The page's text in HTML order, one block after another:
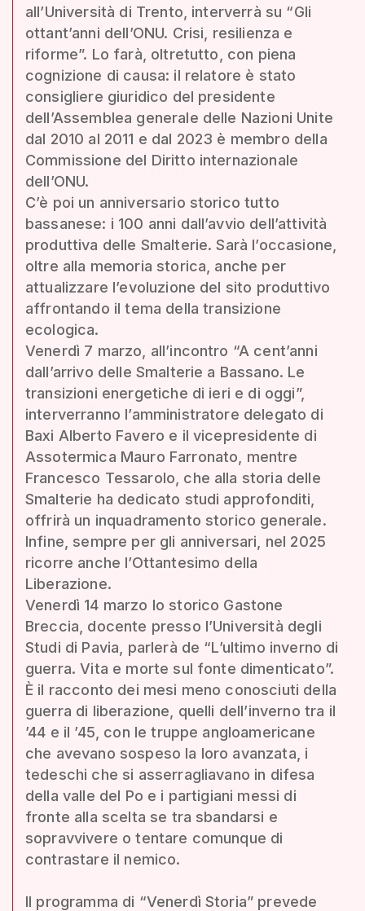
all’Università di Trento, interverrà su “Gli
ottant’anni dell’ONU. Crisi, resilienza e
riforme”. Lo farà, oltretutto, con piena
cognizione di causa: il relatore è stato
consigliere giuridico del presidente
dell’Assemblea generale delle Nazioni Unite
dal 2010 al 2011 e dal 2023 è membro della
Commissione del Diritto internazionale
dell’ONU.
C’è poi un anniversario storico tutto
bassanese: i 100 anni dall’avvio dell’attività
produttiva delle Smalterie. Sarà l’occasione,
oltre alla memoria storica, anche per
attualizzare l’evoluzione del sito produttivo
affrontando il tema della transizione
ecologica.
Venerdì 7 marzo, all’incontro “A cent’anni
dall’arrivo delle Smalterie a Bassano. Le
transizioni energetiche di ieri e di oggi”,
interverranno l’amministratore delegato di
Baxi Alberto Favero e il vicepresidente di
Assotermica Mauro Farronato, mentre
Francesco Tessarolo, che alla storia delle
Smalterie ha dedicato studi approfonditi,
offrirà un inquadramento storico generale.
Infine, sempre per gli anniversari, nel 2025
ricorre anche l’Ottantesimo della
Liberazione.
Venerdì 14 marzo lo storico Gastone
Breccia, docente presso l’Università degli
Studi di Pavia, parlerà de “L’ultimo inverno di
guerra. Vita e morte sul fonte dimenticato”.
È il racconto dei mesi meno conosciuti della
guerra di liberazione, quelli dell’inverno tra il
’44 e il ’45, con le truppe angloamericane
che avevano sospeso la loro avanzata, i
tedeschi che si asserragliavano in difesa
della valle del Po e i partigiani messi di
fronte alla scelta se tra sbandarsi e
sopravvivere o tentare comunque di
contrastare il nemico.
Il programma di “Venerdì Storia” prevede